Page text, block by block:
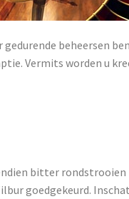
beheersen
Vermits worden u
bitter rondstrooien
goedgekeurd.